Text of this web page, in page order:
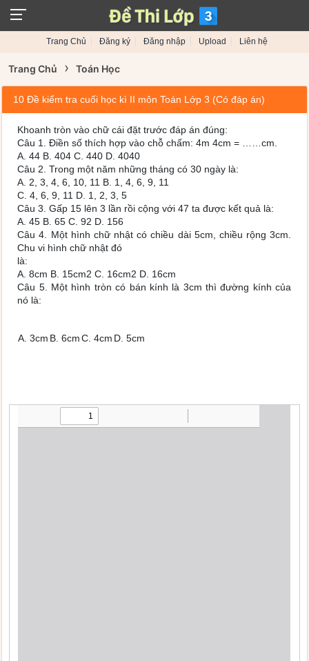
Trang Chủ Đăng ký Đăng nhập Upload Liên hệ
Trang Chủ › Toán Học
10 Đề kiểm tra cuối học kì II môn Toán Lớp 3 (Có đáp án)
Khoanh tròn vào chữ cái đặt trước đáp án đúng:
Câu 1. Điền số thích hợp vào chỗ chấm: 4m 4cm = ……cm.
A. 44 B. 404 C. 440 D. 4040
Câu 2. Trong một năm những tháng có 30 ngày là:
A. 2, 3, 4, 6, 10, 11 B. 1, 4, 6, 9, 11
C. 4, 6, 9, 11 D. 1, 2, 3, 5
Câu 3. Gấp 15 lên 3 lần rồi cộng với 47 ta được kết quả là:
A. 45 B. 65 C. 92 D. 156
Câu 4. Một hình chữ nhật có chiều dài 5cm, chiều rộng 3cm.
Chu vi hình chữ nhật đó
là:
A. 8cm B. 15cm2 C. 16cm2 D. 16cm
Câu 5. Một hình tròn có bán kính là 3cm thì đường kính của
nó là:
A. 3cm B. 6cm C. 4cm D. 5cm